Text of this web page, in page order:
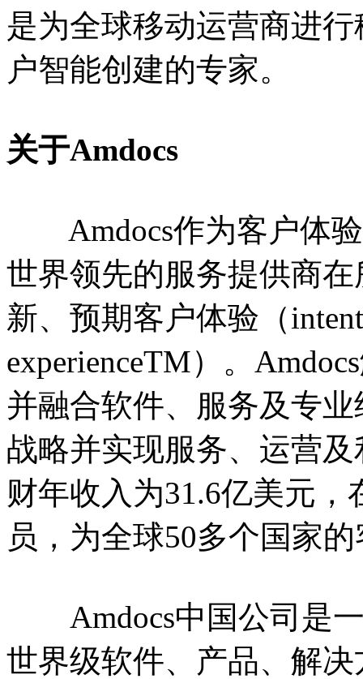
是为全球移动运营商进
户智能创建的专家。
关于Amdocs
Amdocs作为客户体验
世界领先的服务提供商
新、预期客户体验（
experienceTM）。
并融合软件、服务及专
战略并实现服务、运营及
财年收入为31.6亿美元
员，为全球50多个国家
Amdocs中国公司是一
世界级软件、产品、解